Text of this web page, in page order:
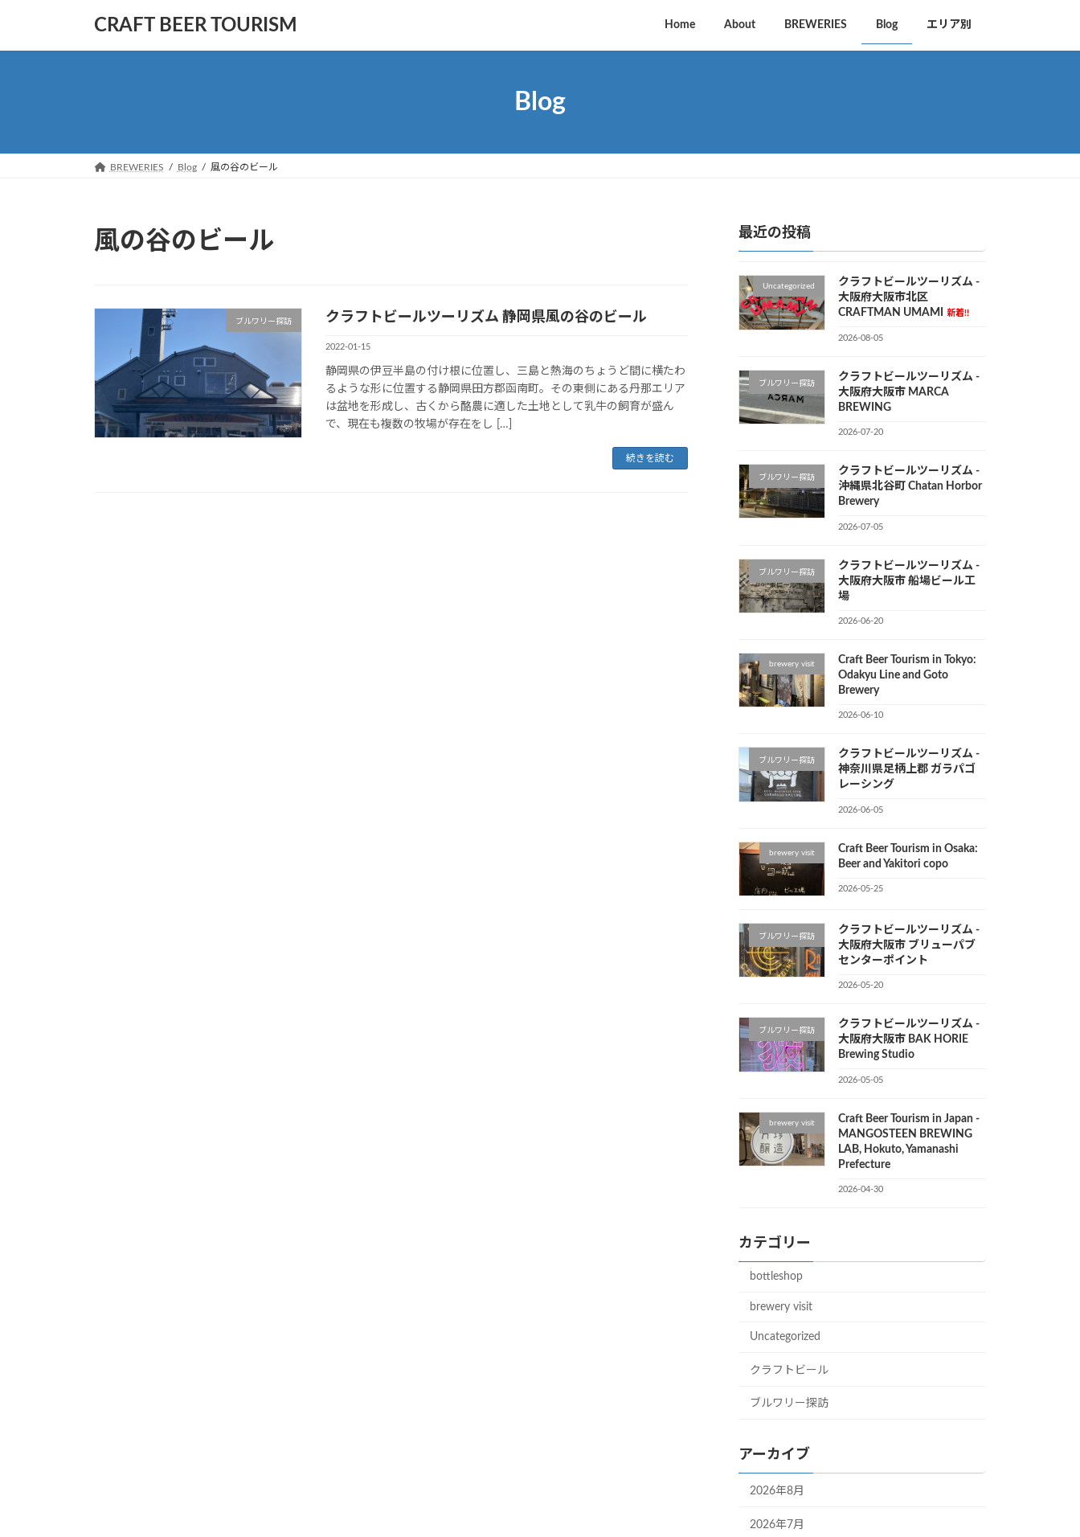
テ
ゲ
CRAFT BEER TOURISM Home About BREWERIES Blog エリア別
Blog
BREWERIES Blog 風の谷のビール
風の谷のビール
ブルワリー探訪 クラフトビールツーリズム 静岡県風の谷のビール
2022-01-15
静岡県の伊豆半島の付け根に位置し、三島と熱海のちょうど間に横たわ
るような形に位置する静岡県田方郡函南町。その東側にある丹那エリア
は盆地を形成し、古くから酪農に適した土地として乳牛の飼育が盛ん
で、現在も複数の牧場が存在をし […]
続きを読む
最近の投稿
Uncategorized
クラフトビールツーリズム -
大阪府大阪市北区
CRAFTMAN UMAMI
新着!!
2026-08-05
ブルワリー探訪
クラフトビールツーリズム -
大阪府大阪市 MARCA
BREWING
2026-07-20
ブルワリー探訪
クラフトビールツーリズム -
沖縄県北谷町 Chatan Horbor
Brewery
2026-07-05
ブルワリー探訪
クラフトビールツーリズム -
大阪府大阪市 船場ビール工
場
2026-06-20
brewery visit
Craft Beer Tourism in Tokyo:
Odakyu Line and Goto
Brewery
2026-06-10
ブルワリー探訪
クラフトビールツーリズム -
神奈川県足柄上郡 ガラパゴ
レーシング
2026-06-05
brewery visit
Craft Beer Tourism in Osaka:
Beer and Yakitori copo
2026-05-25
ブルワリー探訪
クラフトビールツーリズム -
大阪府大阪市 ブリューパブ
センターポイント
2026-05-20
ブルワリー探訪
クラフトビールツーリズム -
大阪府大阪市 BAK HORIE
Brewing Studio
2026-05-05
brewery visit
Craft Beer Tourism in Japan -
MANGOSTEEN BREWING
LAB, Hokuto, Yamanashi
Prefecture
2026-04-30
カテゴリー
bottleshop
brewery visit
Uncategorized
クラフトビール
ブルワリー探訪
アーカイブ
2026年8月
2026年7月